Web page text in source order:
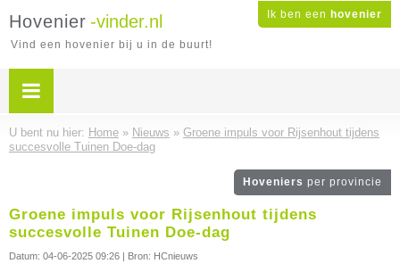
Ik ben een hovenier
Hovenier -vinder.nl
Vind een hovenier bij u in de buurt!
U bent nu hier: Home » Nieuws » Groene impuls voor Rijsenhout tijdens
succesvolle Tuinen Doe-dag
Hoveniers per provincie
Groene impuls voor Rijsenhout tijdens
succesvolle Tuinen Doe-dag
Datum: 04-06-2025 09:26 | Bron: HCnieuws